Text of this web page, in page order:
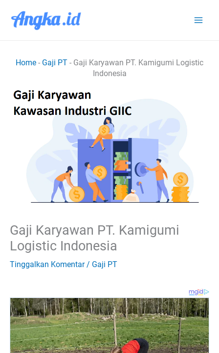
Home - Gaji PT - Gaji Karyawan PT. Kamigumi Logistic
Indonesia
Gaji Karyawan PT. Kamigumi
Logistic Indonesia
Tinggalkan Komentar / Gaji PT